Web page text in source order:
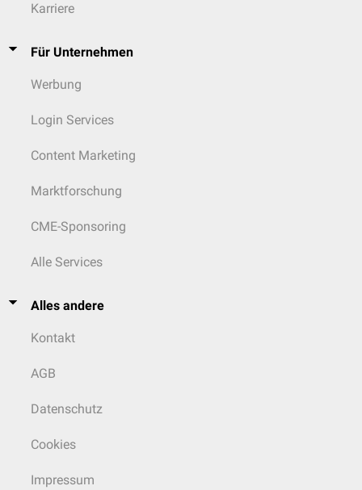
Karriere
Für Unternehmen
Werbung
Login Services
Content Marketing
Marktforschung
CME-Sponsoring
Alle Services
Alles andere
Kontakt
AGB
Datenschutz
Cookies
Impressum